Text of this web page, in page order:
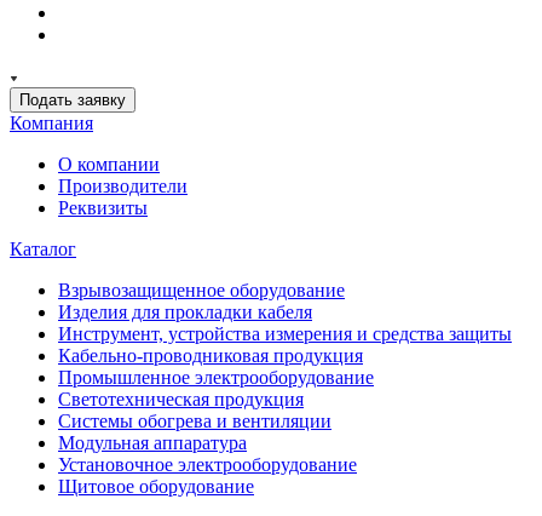
Подать заявку
Компания
О компании
Производители
Реквизиты
Каталог
Взрывозащищенное оборудование
Изделия для прокладки кабеля
Инструмент, устройства измерения и средства защиты
Кабельно-проводниковая продукция
Промышленное электрооборудование
Светотехническая продукция
Системы обогрева и вентиляции
Модульная аппаратура
Установочное электрооборудование
Щитовое оборудование